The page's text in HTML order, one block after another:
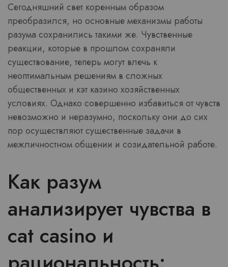
Сегодняшний свет коренным образом
преобразился, но основные механизмы работы
разума сохранились такими же. Чувственные
реакции, которые в прошлом сохраняли
существование, теперь могут влечь к
неоптимальным решениям в сложных
общественных и кэт казино хозяйственных
условиях. Однако совершенно избавиться от чувств
невозможно и неразумно, поскольку они до сих
пор осуществляют существенные задачи в
межличностном общении и созидательной работе.
Как разум
анализирует чувства в
cat casino и